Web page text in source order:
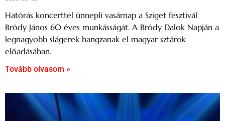
Hatórás koncerttel ünnepli vasárnap a Sziget fesztivál
Bródy János 60 éves munkásságát. A Bródy Dalok Napján a
legnagyobb slágerek hangzanak el magyar sztárok
előadásában.
Tovább olvasom »